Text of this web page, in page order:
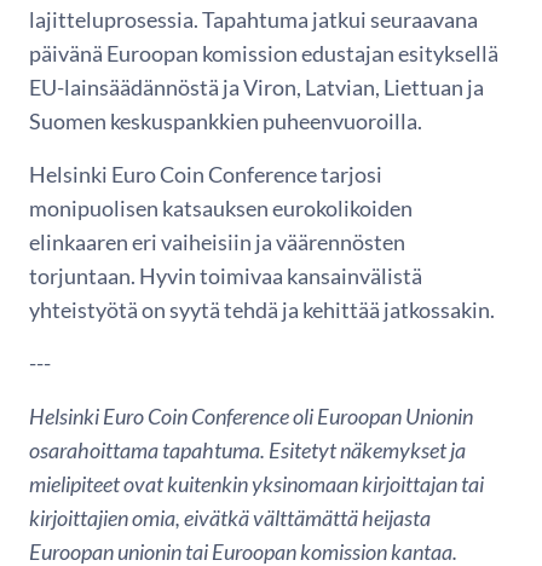
lajitteluprosessia. Tapahtuma jatkui seuraavana
päivänä Euroopan komission edustajan esityksellä
EU-lainsäädännöstä ja Viron, Latvian, Liettuan ja
Suomen keskuspankkien puheenvuoroilla.
Helsinki Euro Coin Conference tarjosi
monipuolisen katsauksen eurokolikoiden
elinkaaren eri vaiheisiin ja väärennösten
torjuntaan. Hyvin toimivaa kansainvälistä
yhteistyötä on syytä tehdä ja kehittää jatkossakin.
---
Helsinki Euro Coin Conference oli Euroopan Unionin
osarahoittama tapahtuma. Esitetyt näkemykset ja
mielipiteet ovat kuitenkin yksinomaan kirjoittajan tai
kirjoittajien omia, eivätkä välttämättä heijasta
Euroopan unionin tai Euroopan komission kantaa.